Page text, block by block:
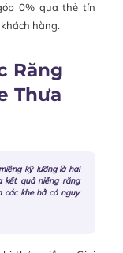
0% qua thẻ tín
hàng.
Răng
Thưa
kỹ lưỡng là hai
kết quả niềng răng
các khe hở có nguy